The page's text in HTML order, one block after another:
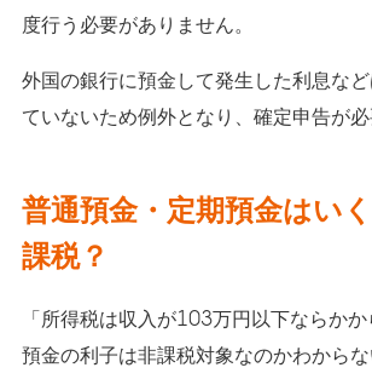
度行う必要がありません。
外国の銀行に預金して発生した利息な
ていないため例外となり、確定申告が必
普通預金・定期預金はい
課税？
「所得税は収入が103万円以下ならかか
預金の利子は非課税対象なのかわから